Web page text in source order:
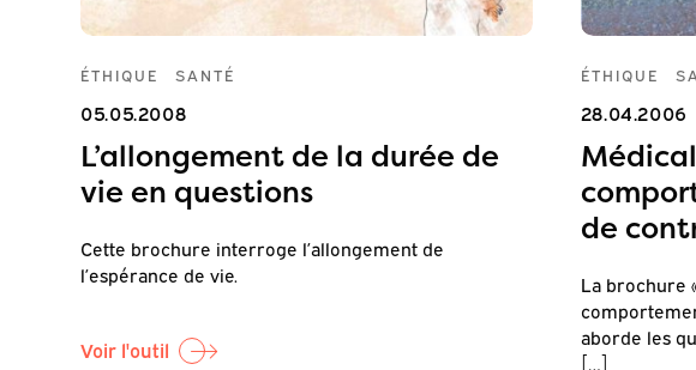
ÉTHIQUE SANTÉ
05.05.2008
L’allongement de la durée de
vie en questions
Cette brochure interroge l’allongement de
l’espérance de vie.
Voir l'outil
ÉTHIQUE
28.04.2006
de
La brochure
aborde les
[…]